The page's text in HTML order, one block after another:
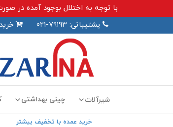
با توجه به اختلال بوجود آمده در صورت عدم
پشتیبانی: ۷۹۱۹۳-۰۲۱
شیرآلات چینی بهداشتی
خرید عمده با تخفیف بیشتر